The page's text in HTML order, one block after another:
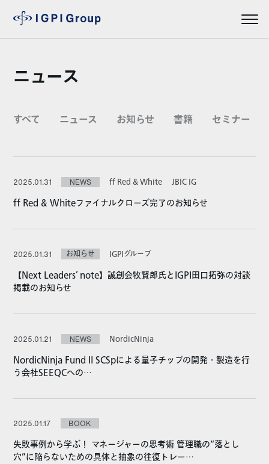
ニュース
すべて ニュース お知らせ 書籍 セミナー
2025.01.31 NEWS ff Red & White JBIC IG
ff Red & Whiteファイナルクローズ完了のお知らせ
2025.01.31 お知らせ IGPIグループ
【Next Leaders’ note】誠創会牧賢郎氏とIGPI田口拓弥の対談
掲載のお知らせ
2025.01.21 NEWS NordicNinja
NordicNinja Fund II SCSpによる量子チップの開発・製造を行
う会社SEEQCへの…
2025.01.17 BOOK
失敗事例から学ぶ！ マネージャーの思考術 管理職の“落とし
穴”に陥らないための具体と抽象の往復トレー…